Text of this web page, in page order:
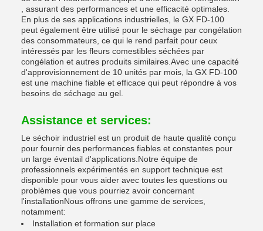
, assurant des performances et une efficacité optimales.
En plus de ses applications industrielles, le GX FD-100
peut également être utilisé pour le séchage par congélation
des consommateurs, ce qui le rend parfait pour ceux
intéressés par les fleurs comestibles séchées par
congélation et autres produits similaires.Avec une capacité
d'approvisionnement de 10 unités par mois, la GX FD-100
est une machine fiable et efficace qui peut répondre à vos
besoins de séchage au gel.
Assistance et services:
Le séchoir industriel est un produit de haute qualité conçu
pour fournir des performances fiables et constantes pour
un large éventail d'applications.Notre équipe de
professionnels expérimentés en support technique est
disponible pour vous aider avec toutes les questions ou
problèmes que vous pourriez avoir concernant
l'installationNous offrons une gamme de services,
notamment:
Installation et formation sur place